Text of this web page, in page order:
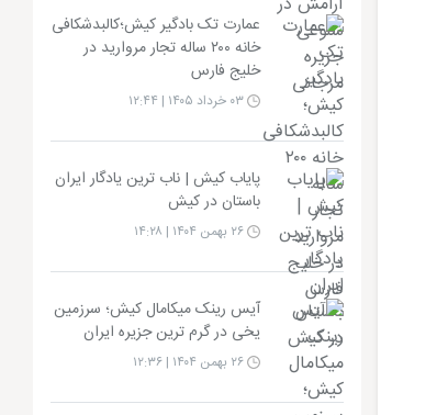
عمارت تک بادگیر کیش؛کالبدشکافی
خانه ۲۰۰ ساله تجار مروارید در
خلیج فارس
۰۳ خرداد ۱۴۰۵ | ۱۲:۴۴
پایاب کیش | ناب ترین یادگار ایران
باستان در کیش
۲۶ بهمن ۱۴۰۴ | ۱۴:۲۸
آیس رینک میکامال کیش؛ سرزمین
یخی در گرم ترین جزیره ایران
۲۶ بهمن ۱۴۰۴ | ۱۲:۳۶